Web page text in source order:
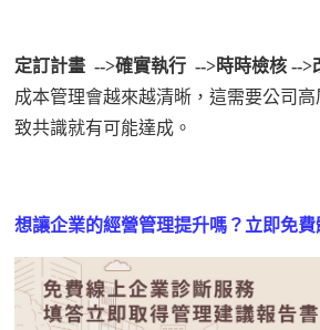
定訂計畫 -->確實執行 -->時時檢核 -->
成本管理會越來越清晰，這需要公司
致共識就有可能達成。
想讓企業的經營管理提升嗎 ？ 立即免費